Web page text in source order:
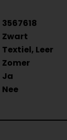
3567618
Zwart
Textiel, Leer
Zomer
Ja
Nee